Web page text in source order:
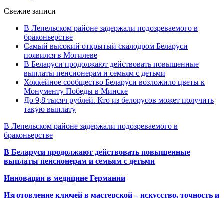
Свежие записи
В Лепельском районе задержали подозреваемого в
браконьерстве
Самый высокий открытый скалодром Беларуси
появился в Могилеве
В Беларуси продолжают действовать повышенные
выплаты пенсионерам и семьям с детьми
Хоккейное сообщество Беларуси возложило цветы к
Монументу Победы в Минске
До 9,8 тысяч рублей. Кто из белорусов может получить
такую выплату
В Лепельском районе задержали подозреваемого в
браконьерстве
В Беларуси продолжают действовать повышенные
выплаты пенсионерам и семьям с детьми
Инновации в медицине Германии
Изготовление ключей в мастерской – искусство, точность и